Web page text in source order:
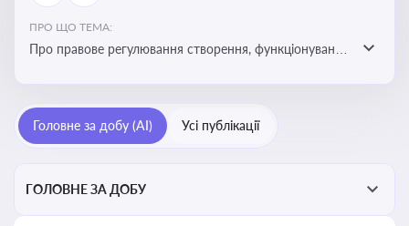
ПРО ЩО ТЕМА:
Про правове регулювання створення, функціонування
Головне за добу (AI) Усі публікації
ГОЛОВНЕ ЗА ДОБУ